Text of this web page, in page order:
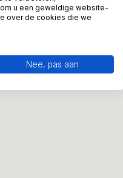
u een geweldige website-
over de cookies die we
Nee, pas aan